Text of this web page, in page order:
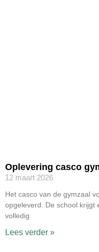
Oplevering casco
12 maart 2026
Het casco van de gymzaal
opgeleverd. De school krijgt
volledig
Lees verder »